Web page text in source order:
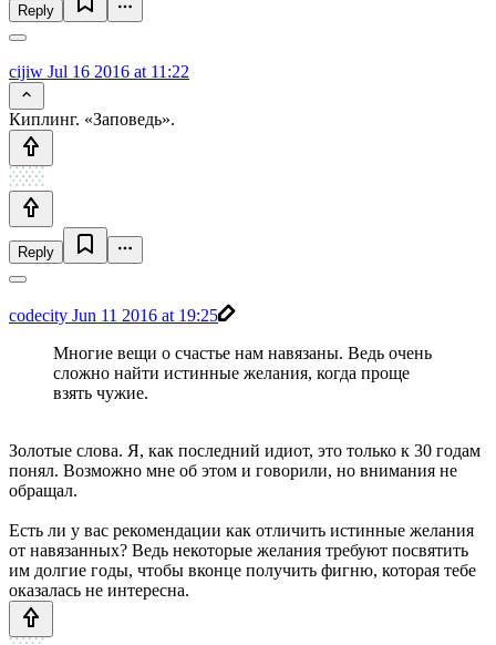
Reply
cijiw Jul 16 2016 at 11:22
Киплинг. «Заповедь».
Reply
codecity Jun 11 2016 at 19:25
Многие вещи о счастье нам навязаны. Ведь очень
сложно найти истинные желания, когда проще
взять чужие.
Золотые слова. Я, как последний идиот, это только к 30 годам
понял. Возможно мне об этом и говорили, но внимания не
обращал.
Есть ли у вас рекомендации как отличить истинные желания
от навязанных? Ведь некоторые желания требуют посвятить
им долгие годы, чтобы вконце получить фигню, которая тебе
оказалась не интересна.